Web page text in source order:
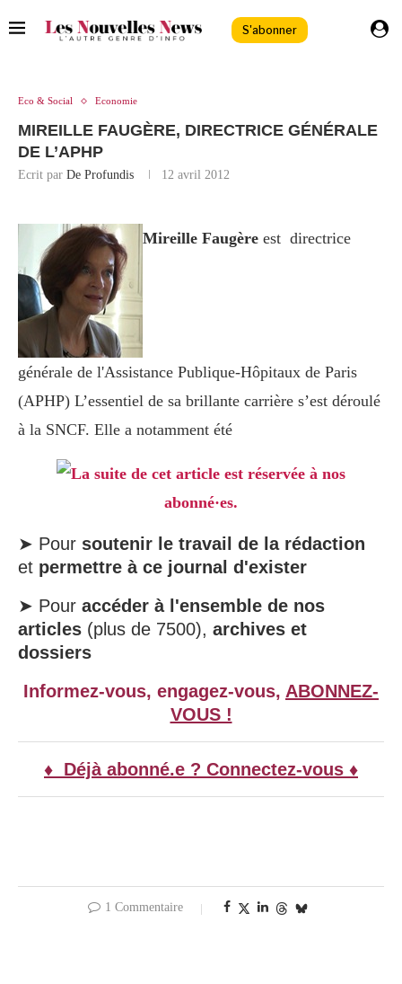
S'abonner
Eco & Social Economie
MIREILLE FAUGÈRE, DIRECTRICE GÉNÉRALE
DE L’APHP
Ecrit par De Profundis 12 avril 2012
Mireille Faugère est directrice
générale de l'Assistance Publique-Hôpitaux de Paris
(APHP) L’essentiel de sa brillante carrière s’est déroulé
à la SNCF. Elle a notamment été
La suite de cet article est réservée à nos
abonné·es.
➤ Pour soutenir le travail de la rédaction
et permettre à ce journal d'exister
➤ Pour accéder à l'ensemble de nos
articles (plus de 7500), archives et
dossiers
Informez-vous, engagez-vous, ABONNEZ-
VOUS !
♦ Déjà abonné.e ? Connectez-vous ♦
1 Commentaire